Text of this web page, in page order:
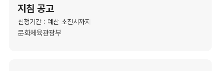
지침 공고
신청기간 : 예산 소진시까지
문화체육관광부